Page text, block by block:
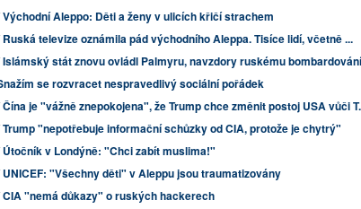
Východní Aleppo: Děti a ženy v ulicích křičí strachem
Ruská televize oznámila pád východního Aleppa. Tisíce lidí, včetně ...
Islámský stát znovu ovládl Palmyru, navzdory ruskému bombardování
se rozvracet nespravedlivý sociální pořádek
Čína je "vážně znepokojena", že Trump chce změnit postoj USA vůči
Trump "nepotřebuje informační schůzky od CIA, protože je chytrý"
Útočník v Londýně: "Chci zabít muslima!"
UNICEF: "Všechny děti" v Aleppu jsou traumatizovány
CIA "nemá důkazy" o ruských hackerech